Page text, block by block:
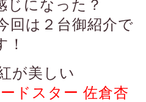
じになった？
回は２台御紹介で
！
が美しい
ドスター 佐倉杏